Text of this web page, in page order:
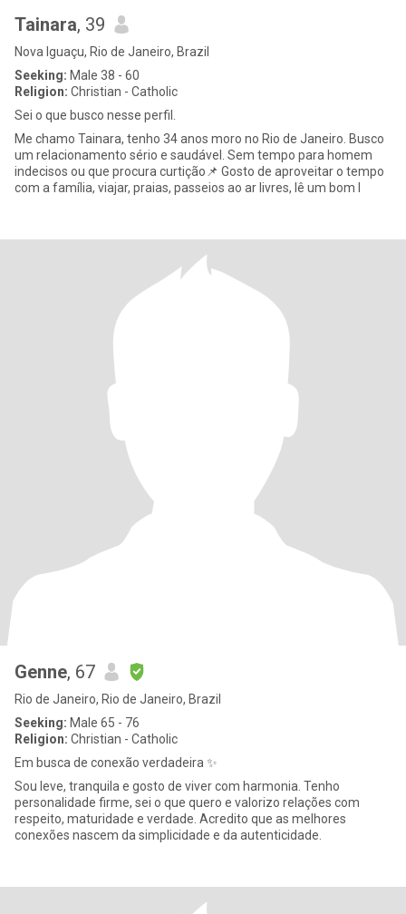
Tainara, 39
Nova Iguaçu, Rio de Janeiro, Brazil
Seeking: Male 38 - 60
Religion: Christian - Catholic
Sei o que busco nesse perfil.
Me chamo Tainara, tenho 34 anos moro no Rio de Janeiro. Busco
um relacionamento sério e saudável. Sem tempo para homem
indecisos ou que procura curtição📌 Gosto de aproveitar o tempo
com a família, viajar, praias, passeios ao ar livres, lê um bom l
Genne, 67
Rio de Janeiro, Rio de Janeiro, Brazil
Seeking: Male 65 - 76
Religion: Christian - Catholic
Em busca de conexão verdadeira ✨
Sou leve, tranquila e gosto de viver com harmonia. Tenho
personalidade firme, sei o que quero e valorizo relações com
respeito, maturidade e verdade. Acredito que as melhores
conexões nascem da simplicidade e da autenticidade.